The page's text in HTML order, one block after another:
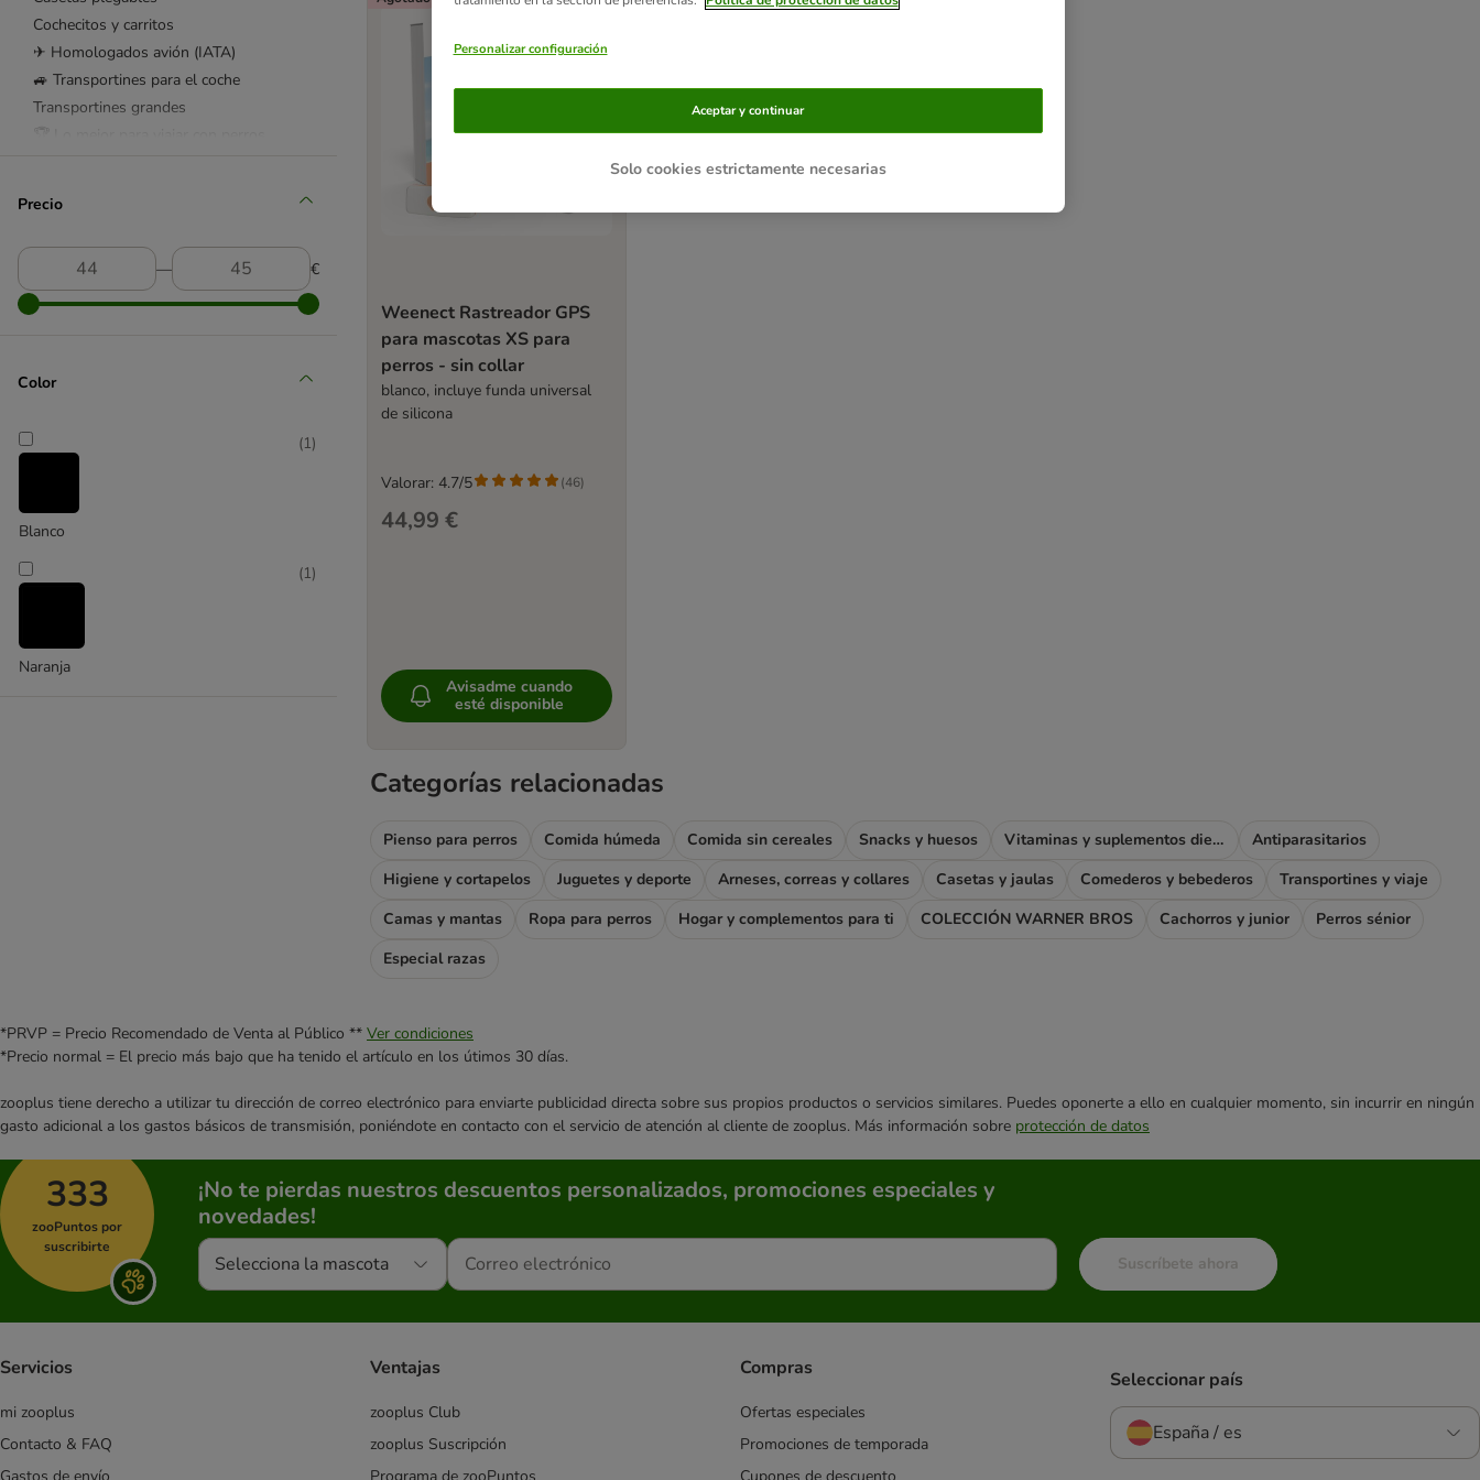
Cochecitos y carritos
✈ Homologados avión (IATA)
🚙 Transportines para el coche
Transportines grandes
Cinturones de seguridad
Arneses de seguridad
Rampas
Cámaras y GPS para perros
Precio
― €
Color
Blanco
(1)
Naranja
(1)
Weenect Rastreador GPS
para mascotas XS para
perros - sin collar
blanco, incluye funda universal
de silicona
44,99 €
Valorar: 4.7/5 (46)
Avisadme cuando
esté disponible
Categorías relacionadas
Pienso para perros Comida húmeda Comida sin cereales Snacks y huesos Vitaminas y suplementos dietéticos
Antiparasitarios
Higiene y cortapelos
Juguetes y deporte Arneses, correas y collares Casetas y jaulas Comederos y bebederos
Transportines y viaje
Camas y mantas
Ropa para perros Hogar y complementos para ti COLECCIÓN WARNER BROS Cachorros y junior
Perros sénior
Especial razas
*PRVP = Precio Recomendado de Venta al Público ** Ver condiciones
*Precio normal = El precio más bajo que ha tenido el artículo en los útimos 30 días.
zooplus tiene derecho a utilizar tu dirección de correo electrónico para enviarte publicidad directa sobre sus propios productos o servicios similares. Puedes oponerte a ello en cualquier momento, sin incurrir en ningún
gasto adicional a los gastos básicos de transmisión, poniéndote en contacto con el servicio de atención al cliente de zooplus. Más información sobre protección de datos
333
zooPuntos por
suscribirte
¡No te pierdas nuestros descuentos personalizados, promociones especiales y
novedades!
Selecciona la mascota Suscríbete ahora
Servicios
mi zooplus
Contacto & FAQ
Ventajas
zooplus Club
zooplus Suscripción
Compras
Ofertas especiales
Promociones de temporada
Seleccionar país
España / es
Personalizar configuración
Solo cookies estrictamente necesarias
Aceptar y continuar